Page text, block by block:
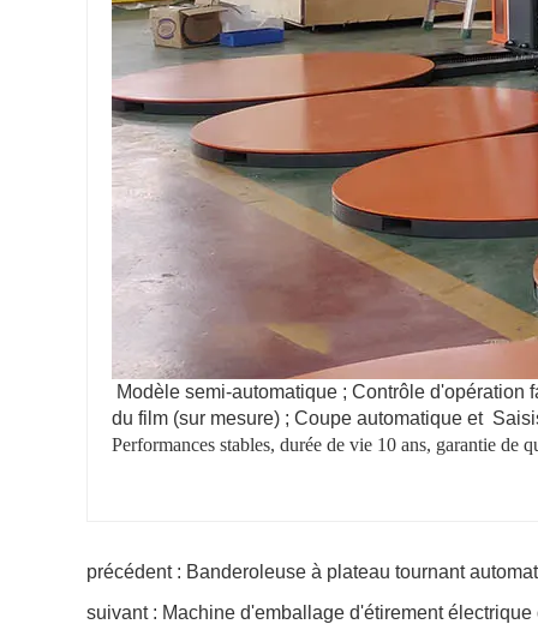
Modèle semi-automatique ; Contrôle
du film (sur mesure) ; Coupe automatique et
Performances stables, durée de vie 10 ans, garantie de
précédent : Banderoleuse à plateau tournant
suivant : Machine d'emballage d'étirement